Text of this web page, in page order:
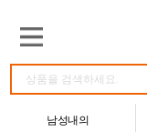
남성내의